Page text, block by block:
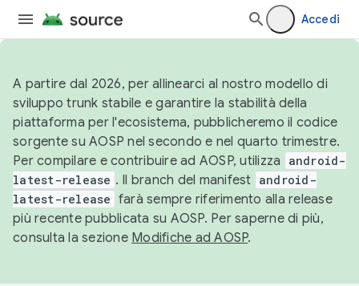
Accedi
A partire dal 2026, per allinearci al nostro modello di
sviluppo trunk stabile e garantire la stabilità della
piattaforma per l'ecosistema, pubblicheremo il codice
sorgente su AOSP nel secondo e nel quarto trimestre.
Per compilare e contribuire ad AOSP, utilizza
android-
latest-release . Il branch del manifest android-
latest-release farà sempre riferimento alla release
più recente pubblicata su AOSP. Per saperne di più,
consulta la sezione Modifiche ad AOSP.